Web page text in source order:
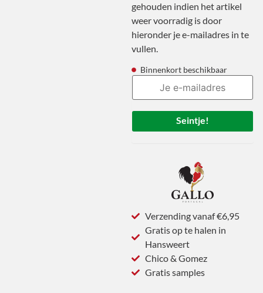
gehouden indien het artikel
weer voorradig is door
hieronder je e-mailadres in te
vullen.
Binnenkort beschikbaar
Seintje!
Verzending vanaf €6,95
Gratis op te halen in
Hansweert
Chico & Gomez
Gratis samples